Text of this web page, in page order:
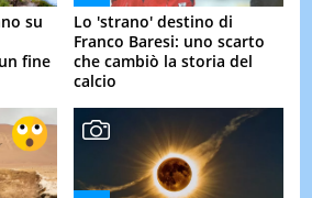
su
fine
Lo 'strano' destino di
Franco Baresi: uno scarto
che cambiò la storia del
calcio